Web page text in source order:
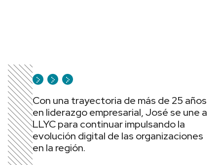
Con una trayectoria de más de 25 años
en liderazgo empresarial, José se une a
LLYC para continuar impulsando la
evolución digital de las organizaciones
en la región.